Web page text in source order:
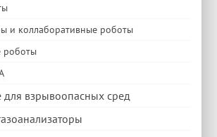
и коллаборативные роботы
роботы
взрывоопасных сред